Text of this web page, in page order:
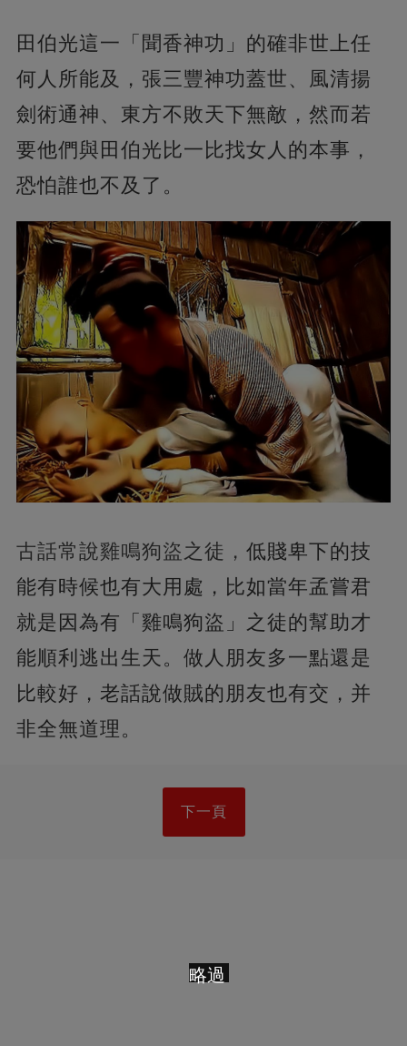
田伯光這一「聞香神功」的確非世上任
何人所能及，張三豐神功蓋世、風清揚
劍術通神、東方不敗天下無敵，然而若
要他們與田伯光比一比找女人的本事，
恐怕誰也不及了。
古話常說雞鳴狗盜之徒， 低賤卑下的技
能有時候也有大用處，比如當年孟嘗君
就是因為有「雞鳴狗盜」之徒的幫助才
能順利逃出生天。做人朋友多一點還是
比較好，老話說做賊的朋友也有交，并
非全無道理。
下一頁
略過